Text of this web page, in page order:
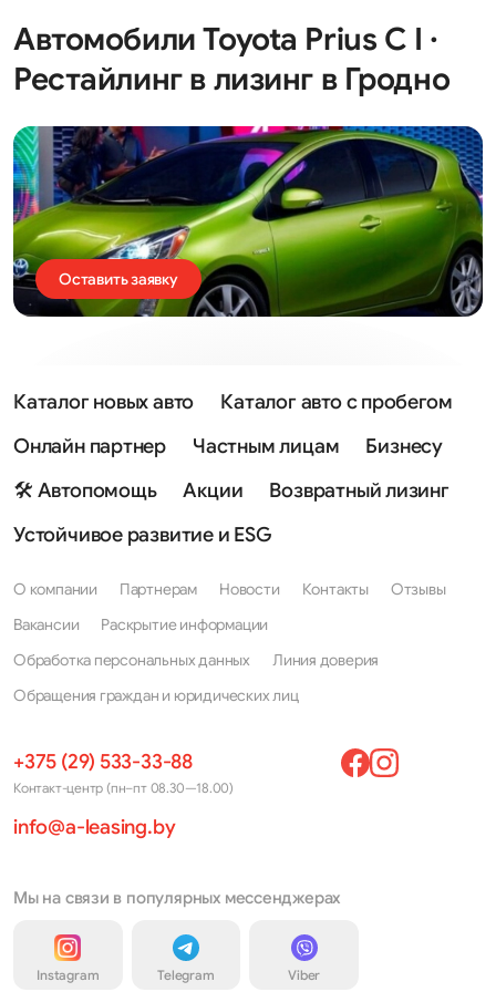
Автомобили Toyota Prius C I ·
Рестайлинг в лизинг в Гродно
Оставить заявку
Каталог новых авто
Каталог авто с пробегом
Онлайн партнер
Частным лицам
Бизнесу
🛠 Автопомощь
Акции
Возвратный лизинг
Устойчивое развитие и ESG
О компании Партнерам Новости Контакты
Отзывы
Вакансии
Раскрытие информации
Обработка персональных данных
Линия доверия
Обращения граждан и юридических лиц
+375 (29) 533-33-88
Контакт-центр (пн–пт 08.30—18.00)
info@a-leasing.by
Мы на связи в популярных мессенджерах
Instagram Telegram Viber